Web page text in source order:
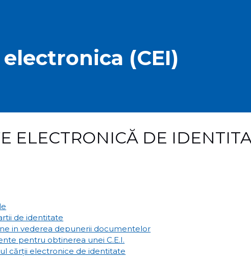
(CEI)
ELECTRONICĂ DE
de identitate
in vederea depunerii documentelor
pentru obtinerea unei C.E.I.
cărții electronice de identitate